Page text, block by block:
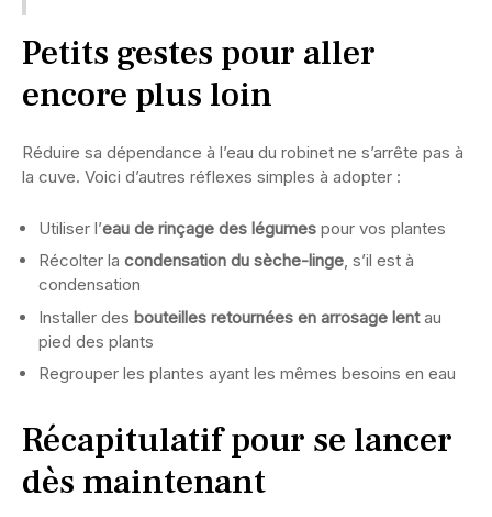
Petits gestes pour aller
encore plus loin
Réduire sa dépendance à l’eau du robinet ne s’arrête pas à
la cuve. Voici d’autres réflexes simples à adopter :
Utiliser l’eau de rinçage des légumes pour vos plantes
Récolter la condensation du sèche-linge, s’il est à
condensation
Installer des bouteilles retournées en arrosage lentau
pied des plants
Regrouper les plantes ayant les mêmes besoins en eau
Récapitulatif pour se lancer
dès maintenant